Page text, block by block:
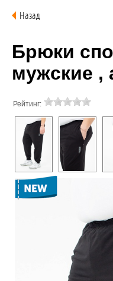
Назад
Брюки
мужские ,
Рейтинг: